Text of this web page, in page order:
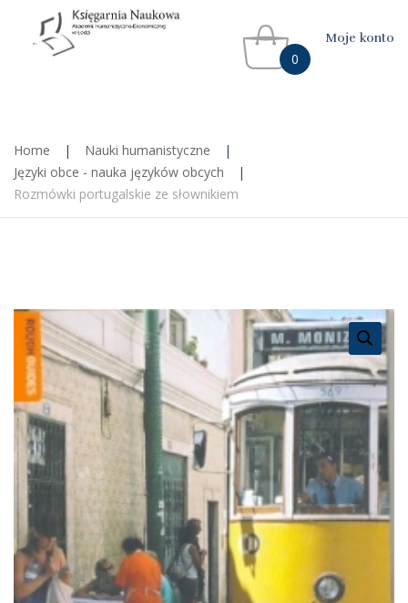
0
Moje konto
Home | Nauki humanistyczne
|
Języki obce - nauka języków obcych
|
Rozmówki portugalskie ze słownikiem